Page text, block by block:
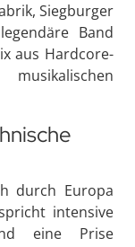
Siegburger
Band
aus Hardcore-
durch Europa
intensive
eine Prise